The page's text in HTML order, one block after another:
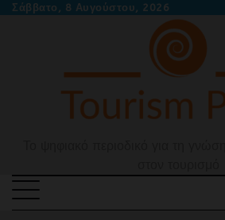
SkipΣάββατο, 8 Αυγούστου, 2026